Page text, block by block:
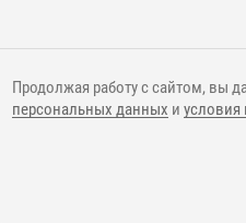
Продолжая работу с сайтом, вы
персональных данных иусловия